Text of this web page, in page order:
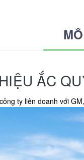
ẮC
ty liên doanh với